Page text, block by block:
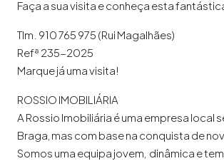
Faça a sua visita e conheça esta
Tlm. 910 765 975 (Rui Magalhães)
Refª 235-2025
Marque já uma visita!
ROSSIO IMOBILIÁRIA
A Rossio Imobiliária é uma empresa local
Braga, mas com base na conquista de
Somos uma equipa jovem, dinâmica e